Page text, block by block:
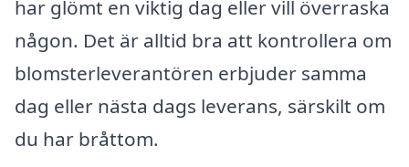
har glömt en viktig dag eller vill överraska
någon. Det är alltid bra att kontrollera om
blomsterleverantören erbjuder samma
dag eller nästa dags leverans, särskilt om
du har bråttom.